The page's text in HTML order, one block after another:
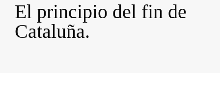
El principio del fin de
Cataluña.